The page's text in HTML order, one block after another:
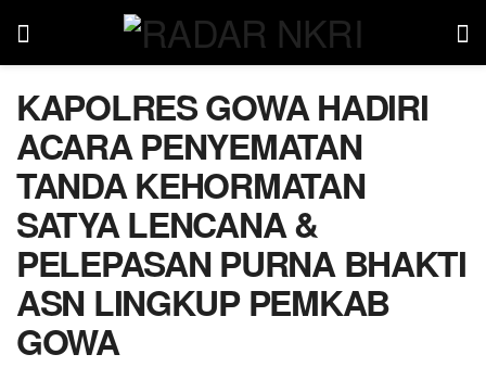
KAPOLRES GOWA HADIRI
ACARA PENYEMATAN
TANDA KEHORMATAN
SATYA LENCANA &
PELEPASAN PURNA BHAKTI
ASN LINGKUP PEMKAB
GOWA